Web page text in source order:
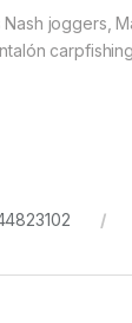
Nash joggers,